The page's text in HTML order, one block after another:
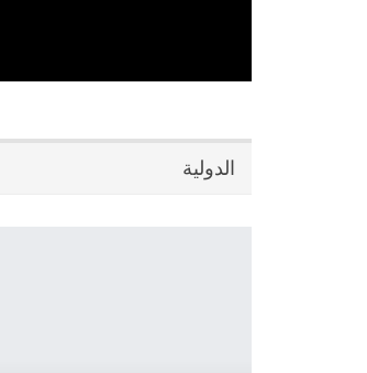
الدولية